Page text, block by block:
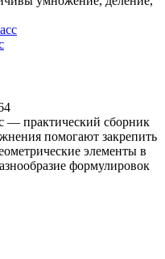
— практический сборник
помогают закрепить
элементы в
формулировок